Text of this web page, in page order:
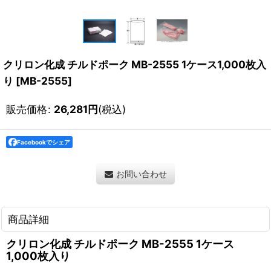
クリロン化成 チルドポーク MB-2555 1ケース1,000枚入
り [MB-2555]
販売価格: 26,281円(税込)
Facebookでシェア
お問い合わせ
商品詳細
クリロン化成 チルドポーク MB-2555 1ケース
1,000枚入り